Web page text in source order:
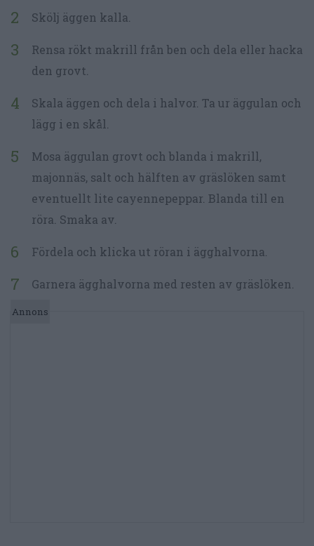
Skölj äggen kalla.
Rensa rökt makrill från ben och dela eller hacka
den grovt.
Skala äggen och dela i halvor. Ta ur äggulan och
lägg i en skål.
Mosa äggulan grovt och blanda i makrill,
majonnäs, salt och hälften av gräslöken samt
eventuellt lite cayennepeppar. Blanda till en
röra. Smaka av.
Fördela och klicka ut röran i ägghalvorna.
Garnera ägghalvorna med resten av gräslöken.